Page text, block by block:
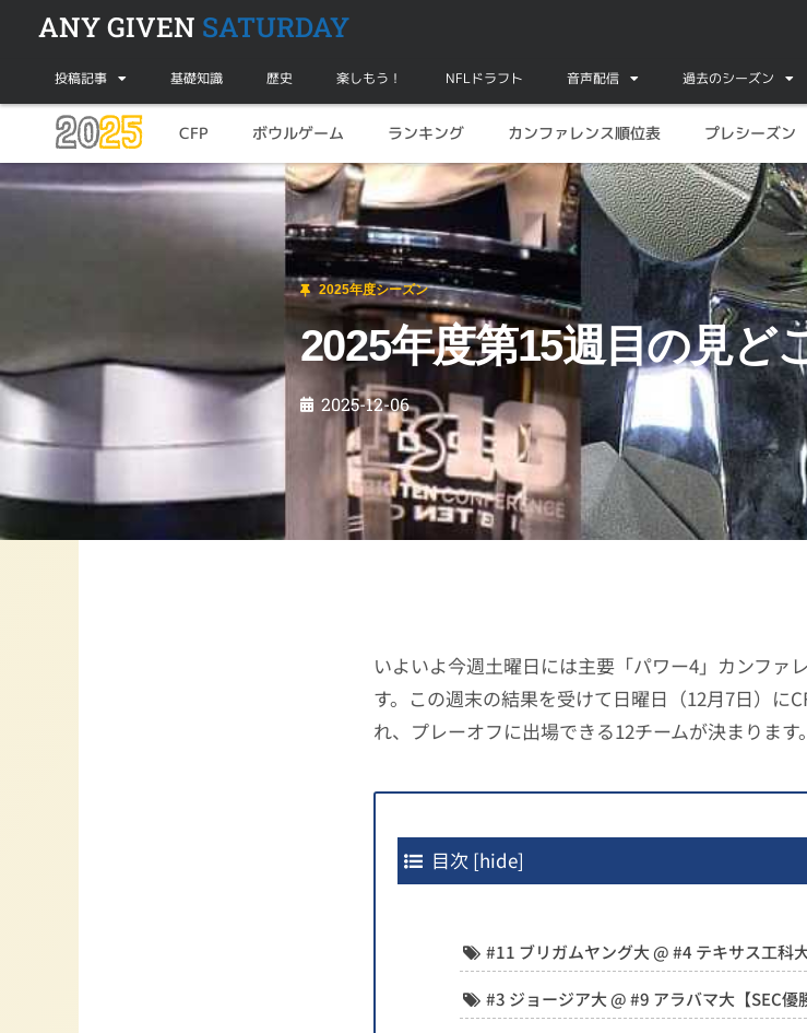
ANY GIVEN SATURDAY
投稿記事 基礎知識 歴史 楽しもう！ NFLドラフト 音声配信 過去のシーズン
2025 CFP ボウルゲーム ランキング カンファレンス順位表 プレシーズン
2025年度シーズン
2025年度第15週目の見どころ
2025年度シーズン
2025年度第15週目の見ど
2025-12-06
いよいよ今週土曜日には主要「パワー4」カンファ
す。この週末の結果を受けて日曜日（12月7日）に
れ、プレーオフに出場できる12チームが決まります。
目次 [hide]
#11 ブリガムヤング大 @ #4 テキサス工科
#3 ジョージア大 @ #9 アラバマ大【SEC優